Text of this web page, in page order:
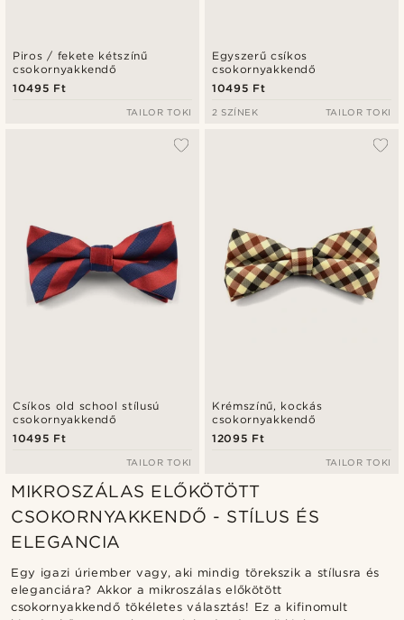
Piros / fekete kétszínű
csokornyakkendő
10495 Ft
TAILOR TOKI
Egyszerű csíkos
csokornyakkendő
10495 Ft
2 SZÍNEK TAILOR TOKI
Csíkos old school stílusú
csokornyakkendő
10495 Ft
TAILOR TOKI
Krémszínű, kockás
csokornyakkendő
12095 Ft
TAILOR TOKI
MIKROSZÁLAS ELŐKÖTÖTT
CSOKORNYAKKENDŐ - STÍLUS ÉS
ELEGANCIA
Egy igazi úriember vagy, aki mindig törekszik a stílusra és
eleganciára? Akkor a mikroszálas előkötött
csokornyakkendő tökéletes választás! Ez a kifinomult